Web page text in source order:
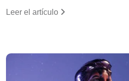
Leer el artículo